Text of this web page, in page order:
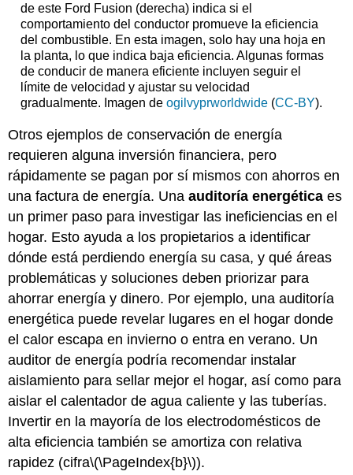
de este Ford Fusion (derecha) indica si el
comportamiento del conductor promueve la eficiencia
del combustible. En esta imagen, solo hay una hoja en
la planta, lo que indica baja eficiencia. Algunas formas
de conducir de manera eficiente incluyen seguir el
límite de velocidad y ajustar su velocidad
gradualmente. Imagen de ogilvyprworldwide(CC-BY).
Otros ejemplos de conservación de energía
requieren alguna inversión financiera, pero
rápidamente se pagan por sí mismos con ahorros en
una factura de energía. Unaauditoría energética es
un primer paso para investigar las ineficiencias en el
hogar. Esto ayuda a los propietarios a identificar
dónde está perdiendo energía su casa, y qué áreas
problemáticas y soluciones deben priorizar para
ahorrar energía y dinero. Por ejemplo, una auditoría
energética puede revelar lugares en el hogar donde
el calor escapa en invierno o entra en verano. Un
auditor de energía podría recomendar instalar
aislamiento para sellar mejor el hogar, así como para
aislar el calentador de agua caliente y las tuberías.
Invertir en la mayoría de los electrodomésticos de
alta eficiencia también se amortiza con relativa
rapidez (cifra\(\PageIndex{b}\)).